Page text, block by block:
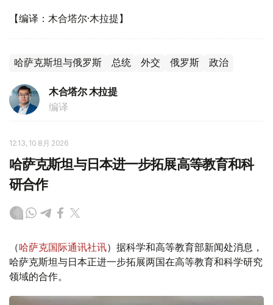
【编译：木合塔尔·木拉提】
哈萨克斯坦与俄罗斯 总统 外交 俄罗斯 政治
木合塔尔 木拉提
编译
12:13, 10 8月 2026
哈萨克斯坦与日本进一步拓展高等教育和科
研合作
（哈萨克国际通讯社讯）据科学和高等教育部新闻处消息，
哈萨克斯坦与日本正进一步拓展两国在高等教育和科学研究
领域的合作。